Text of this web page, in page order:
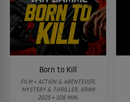
Born to Kill
FILM • ACTION & ABENTEUER,
MYSTERY & THRILLER, KRIMI
2025 • 108 MIN.